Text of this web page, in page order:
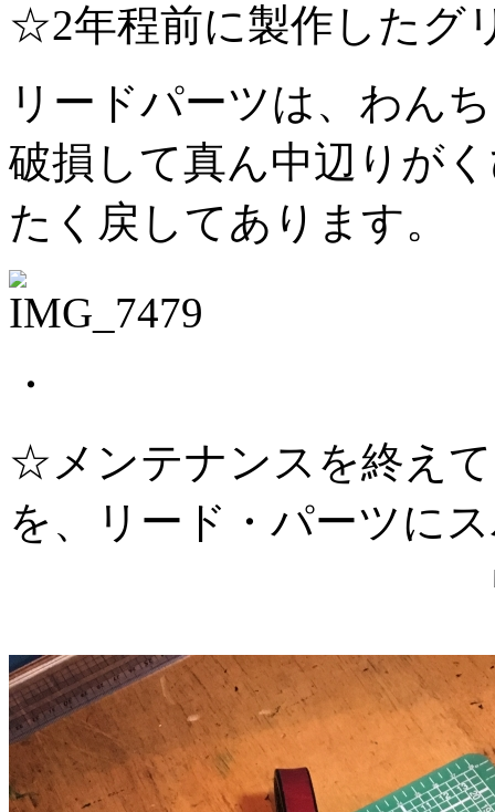
☆2年程前に製作したグ
リードパーツは、わん
破損して真ん中辺りが
たく戻してあります。
・
☆メンテナンスを終え
を、リード・パーツに